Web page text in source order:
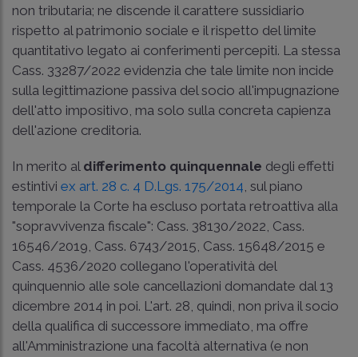
non tributaria; ne discende il carattere sussidiario
rispetto al patrimonio sociale e il rispetto del limite
quantitativo legato ai conferimenti percepiti. La stessa
Cass. 33287/2022 evidenzia che tale limite non incide
sulla legittimazione passiva del socio all'impugnazione
dell'atto impositivo, ma solo sulla concreta capienza
dell'azione creditoria.
In merito al differimento quinquennale degli effetti
estintivi ex art. 28 c. 4 D.Lgs. 175/2014, sul piano
temporale la Corte ha escluso portata retroattiva alla
"sopravvivenza fiscale": Cass. 38130/2022, Cass.
16546/2019, Cass. 6743/2015, Cass. 15648/2015 e
Cass. 4536/2020 collegano l'operatività del
quinquennio alle sole cancellazioni domandate dal 13
dicembre 2014 in poi. L'art. 28, quindi, non priva il socio
della qualifica di successore immediato, ma offre
all'Amministrazione una facoltà alternativa (e non